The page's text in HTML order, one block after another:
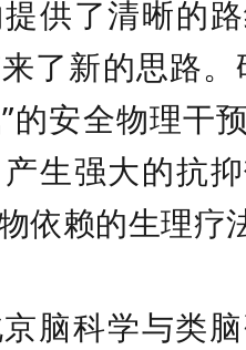
供了清晰的
了新的思路
的安全物理干
生强大的抗
依赖的生理疗
脑科学与类